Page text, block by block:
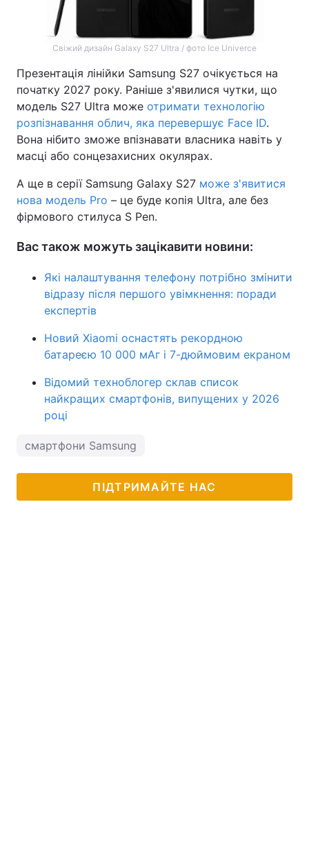
Свіжий дизайн Galaxy S27 Ultra / фото Ice Univerce
Презентація лінійки Samsung S27 очікується на
початку 2027 року. Раніше з'явилися чутки, що
модель S27 Ultra може отримати технологію
розпізнавання облич, яка перевершує Face ID.
Вона нібито зможе впізнавати власника навіть у
масці або сонцезахисних окулярах.
А ще в серії Samsung Galaxy S27 може з'явитися
нова модель Pro – це буде копія Ultra, але без
фірмового стилуса S Pen.
Вас також можуть зацікавити новини:
Які налаштування телефону потрібно змінити
відразу після першого увімкнення: поради
експертів
Новий Xiaomi оснастять рекордною
батареєю 10 000 мАг і 7-дюймовим екраном
Відомий техноблогер склав список
найкращих смартфонів, випущених у 2026
році
смартфони Samsung
ПІДТРИМАЙТЕ НАС